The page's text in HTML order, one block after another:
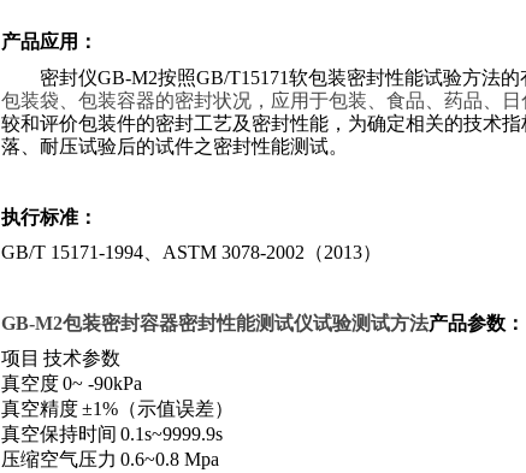
产品应用：
密封仪GB-M2按照GB/T15171软包装密封性能试验方法的
包装袋、包装容器的密封状况，应用于包装、食品、药品、日
较和评价包装件的密封工艺及密封性能，为确定相关的技术
落、耐压试验后的试件之密封性能测试。
执行标准 ：
GB/T 15171-1994、ASTM 3078-2002（2013）
GB-M2包装密封容器密封性能测试仪试验测试方法产品参数：
项目 技术参数
真空度0~ -90kPa
真空精度±1% （示值误差）
真空保持时间 0.1s~9999.9s
压缩空气压力 0.6~0.8 Mpa